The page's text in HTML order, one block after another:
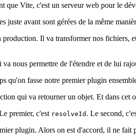
que Vite, c'est un serveur web pour le
juste avant sont gérées de la même
Il va transformer nos fichiers,
nous permettre de l'étendre et de lui
qu'on fasse notre premier plugin
qui va retourner un objet. Et dans cet
premier, c'est resolveId . Le second,
plugin. Alors on est d'accord, il ne fait